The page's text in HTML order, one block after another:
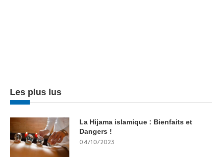
Les plus lus
La Hijama islamique : Bienfaits et
Dangers !
04/10/2023